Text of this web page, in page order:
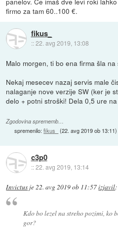
firmo za tam 60..100 €.
fikus_
::22. avg 2019, 13:08
Malo morgen, ti bo ena firma šla
Nekaj mesecev nazaj servis male
nalaganje nove verzije SW (ker je
delo + potni stroški! Dela 0,5 ure
Zgodovina sprememb…
spremenilo:fikus_ (22. avg 2019 ob 13:11)
c3p0
::22. avg 2019, 13:14
Invictus je22. avg 2019 ob 11:57izjavil:
Kdo bo lezel na streho pozimi, ko
gor?